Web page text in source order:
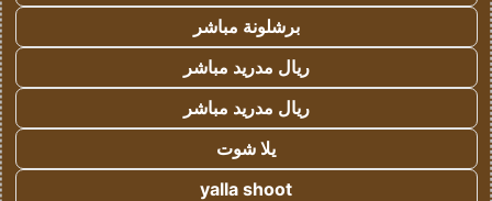
برشلونة مباشر
ريال مدريد مباشر
ريال مدريد مباشر
يلا شوت
yalla shoot